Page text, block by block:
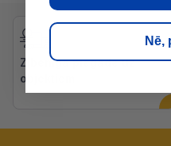
Zibenīga piegāde uz
objektiem
Nē,